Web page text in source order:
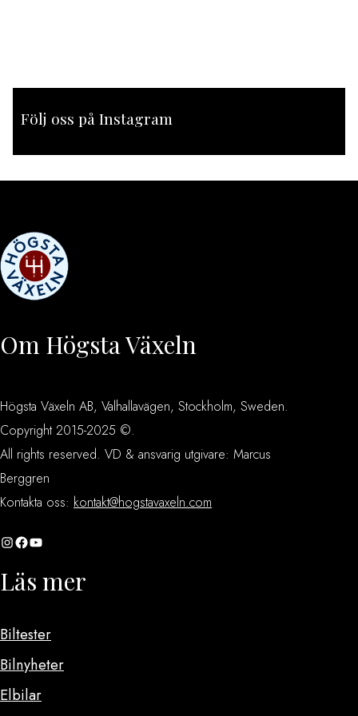
Följ oss på Instagram
Om Högsta Växeln
Högsta Växeln AB, Valhallavägen, Stockholm, Sweden.
Copyright 2015-2025 ©.
All rights reserved. VD & ansvarig utgivare: Marcus
Berggren
Kontakta oss: kontakt@hogstavaxeln.com
InstagramFacebook YouTube
Läs mer
Biltester
Bilnyheter
Elbilar